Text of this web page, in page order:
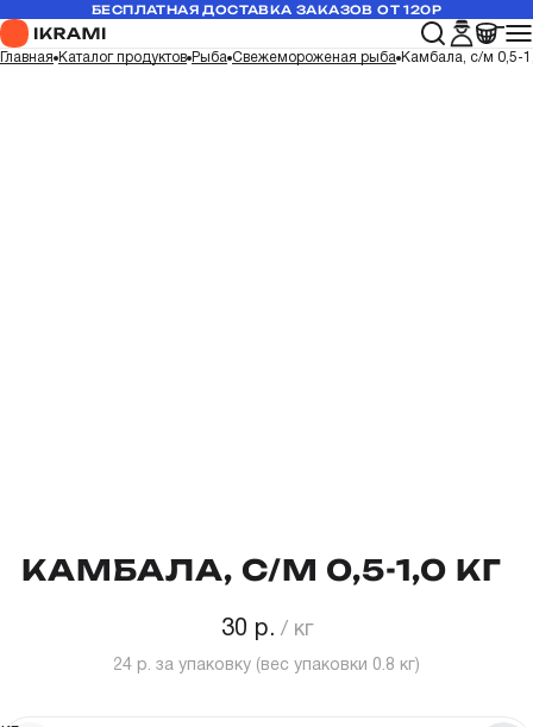
БЕСПЛАТНАЯ ДОСТАВКА ЗАКАЗОВ ОТ 120Р
Главная Каталог продуктов Рыба Свежемороженая рыба Камбала, с/м 0,5-
КАМБАЛА, С/М 0,5-1,0 КГ
30 р.
24 р. за упаковку (вес упаковки 0.8 кг)